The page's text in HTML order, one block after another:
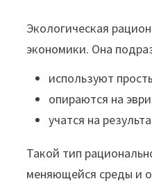
Экологическая
экономики. Она
используют
опираются на
учатся на
Такой тип
меняющейся среды и